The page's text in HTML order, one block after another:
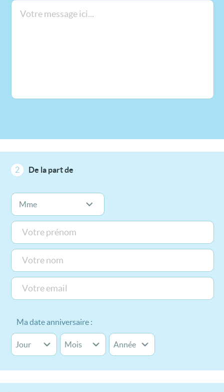
2 De la part de
Ma date anniversaire :